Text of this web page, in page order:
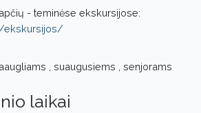
- teminėse ekskursijose:
ekskursijos/
, suaugusiems , senjorams
laikai